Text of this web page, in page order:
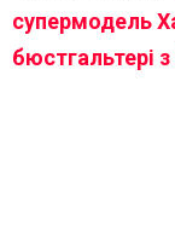
супермодель
бюстгальтері